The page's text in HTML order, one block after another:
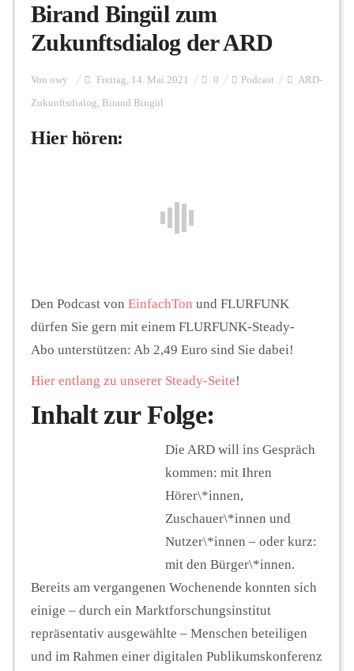
Flurschelte
Personalien
FUNKTURM-Beiträge
Seminare
Unterstützen
Birand Bingül zum
Zukunftsdialog der ARD
Von owy Freitag, 14. Mai 2021 0 Podcast ARD-
Zukunftsdialog, Birand Bingül
Hier hören:
Den Podcast von EinfachTon und FLURFUNK
dürfen Sie gern mit einem FLURFUNK-Steady-
Abo unterstützen: Ab 2,49 Euro sind Sie dabei!
Hier entlang zu unserer Steady-Seite!
Inhalt zur Folge:
Die ARD will ins Gespräch
kommen: mit Ihren
Hörer\*innen,
Zuschauer\*innen und
Nutzer\*innen – oder kurz:
mit den Bürger\*innen.
Bereits am vergangenen Wochenende konnten sich
einige – durch ein Marktforschungsinstitut
repräsentativ ausgewählte – Menschen beteiligen
und im Rahmen einer digitalen Publikumskonferenz